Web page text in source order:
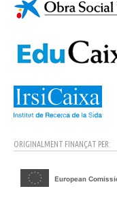
ORIGINALMENT FINANÇAT PER: